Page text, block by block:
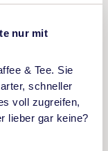
nur mit
& Tee. Sie
schneller
voll zugreifen,
lieber gar keine?